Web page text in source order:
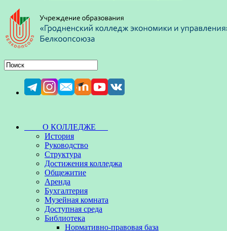
О КОЛЛЕДЖЕ
История
Руководство
Структура
Достижения колледжа
Общежитие
Аренда
Бухгалтерия
Музейная комната
Доступная среда
Библиотека
Нормативно-правовая база